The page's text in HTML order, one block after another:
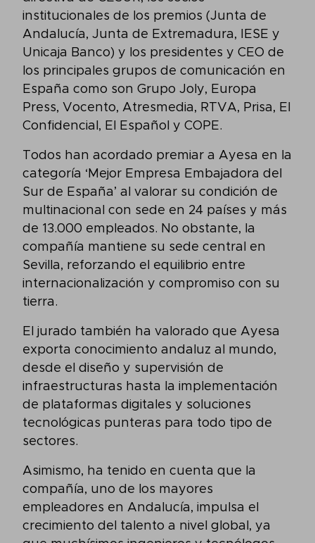
institucionales de los premios (Junta de
Andalucía, Junta de Extremadura, IESE y
Unicaja Banco) y los presidentes y CEO de
los principales grupos de comunicación en
España como son Grupo Joly, Europa
Press, Vocento, Atresmedia, RTVA, Prisa, El
Confidencial, El Español y COPE.
Todos han acordado premiar a Ayesa en la
categoría ‘Mejor Empresa Embajadora del
Sur de España’ al valorar su condición de
multinacional con sede en 24 países y más
de 13.000 empleados. No obstante, la
compañía mantiene su sede central en
Sevilla, reforzando el equilibrio entre
internacionalización y compromiso con su
tierra.
El jurado también ha valorado que Ayesa
exporta conocimiento andaluz al mundo,
desde el diseño y supervisión de
infraestructuras hasta la implementación
de plataformas digitales y soluciones
tecnológicas punteras para todo tipo de
sectores.
Asimismo, ha tenido en cuenta que la
compañía, uno de los mayores
empleadores en Andalucía, impulsa el
crecimiento del talento a nivel global, ya